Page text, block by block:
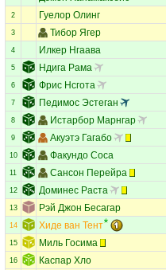
2 Гуелор Олинг
3 Тибор Ягер
4 Илкер Нгаава
5 Ндига Рама
6 Фрис Нсгота
7 Педимос Эстеган
8 Истарбор Марнгар
9 Акуэтэ Гагабо
10 Факундо Соса
11 Сансон Перейра
12 Доминес Раста
13 Рэй Джон Бесагар
14 Хиде ван Тент
15 Миль Госима
16 Каспар Хло